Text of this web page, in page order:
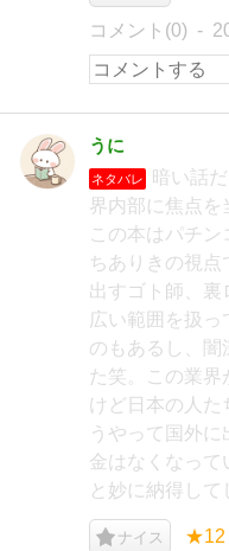
コメント(0)
うに
ネタバレ
暗い話
界内部に焦点を
この本はパチ
ちありきの視点
出すゴト師、裏
広い範囲を扱
のもあるし、闇
た笑。この業界
けど日本の人た
うやって国外
金はなくなって
と妙に納得し
ナイス ★12